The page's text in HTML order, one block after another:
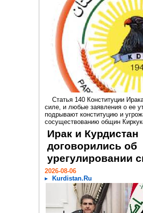
Статья 140 Конституции
силе, и любые заявления о ее
подрывают конституцию и
сосуществованию общин
Ирак и Курдистан
договорились об
урегулировании
2026-08-06
Kurdistan.Ru